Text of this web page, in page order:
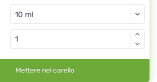
Gocce
Mettere nel carello